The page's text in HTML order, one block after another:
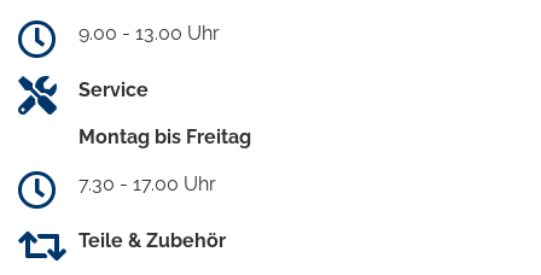
9.00 - 13.00 Uhr
Service
Montag bis Freitag
7.30 - 17.00 Uhr
Teile & Zubehör